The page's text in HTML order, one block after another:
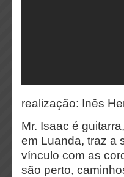
realização: Inês
Mr. Isaac é
em Luanda, traz a
vínculo com as
são perto,